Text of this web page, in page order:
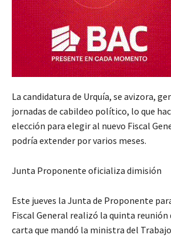
La candidatura de Urquía, se avizora,
jornadas de cabildeo político, lo que
elección para elegir al nuevo Fiscal
podría extender por varios meses.
Junta Proponente oficializa dimisión
Este jueves la Junta de Proponente
Fiscal General realizó la quinta reunión
carta que mandó la ministra del